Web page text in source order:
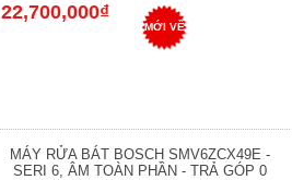
22,700,000₫
MỚI VỀ
MÁY RỬA BÁT BOSCH SMV6ZCX49E -
SERI 6, ÂM TOÀN PHẦN - TRẢ GÓP 0